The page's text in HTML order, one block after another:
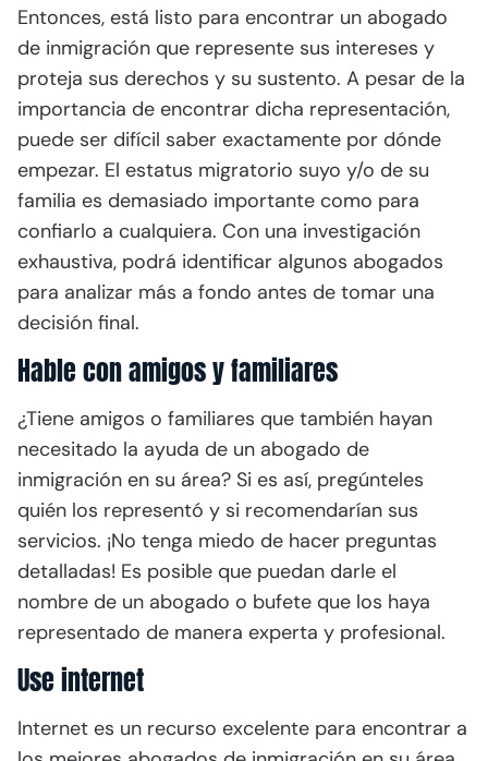
Entonces, está listo para encontrar un abogado
de inmigración que represente sus intereses y
proteja sus derechos y su sustento. A pesar de la
importancia de encontrar dicha representación,
puede ser difícil saber exactamente por dónde
empezar. El estatus migratorio suyo y/o de su
familia es demasiado importante como para
confiarlo a cualquiera. Con una investigación
exhaustiva, podrá identificar algunos abogados
para analizar más a fondo antes de tomar una
decisión final.
Hable con amigos y familiares
¿Tiene amigos o familiares que también hayan
necesitado la ayuda de un abogado de
inmigración en su área? Si es así, pregúnteles
quién los representó y si recomendarían sus
servicios. ¡No tenga miedo de hacer preguntas
detalladas! Es posible que puedan darle el
nombre de un abogado o bufete que los haya
representado de manera experta y profesional.
Use internet
Internet es un recurso excelente para encontrar a